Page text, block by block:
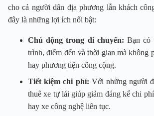
cho cả người dân địa phương lẫn khách
đây là những lợi ích nổi bật:
Chủ động trong di chuyển: Bạn có
trình, điểm đến và thời gian mà không
hay phương tiện công cộng.
Tiết kiệm chi phí: Với những người
thuê xe tự lái giúp giảm đáng kể chi
hay xe công nghệ liên tục.